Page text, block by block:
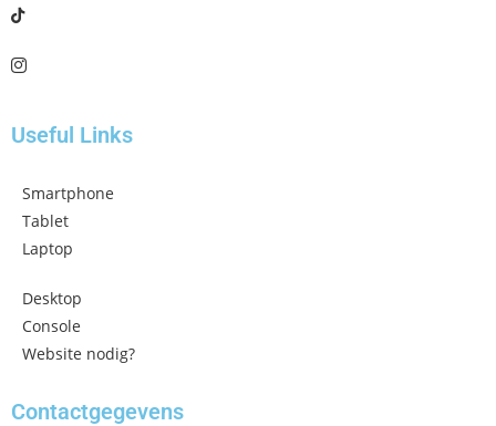
Useful Links
Smartphone
Tablet
Laptop
Desktop
Console
Website nodig?
Contactgegevens